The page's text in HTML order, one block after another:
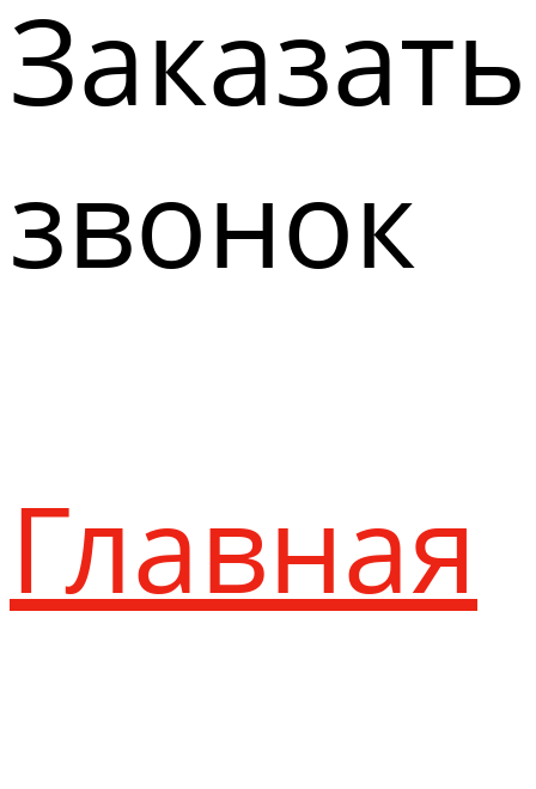
Заказать
звонок
Главная